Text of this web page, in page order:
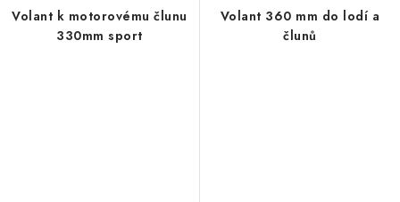
Volant k motorovému člunu
330mm sport
Volant 360 mm do lodí a
člunů